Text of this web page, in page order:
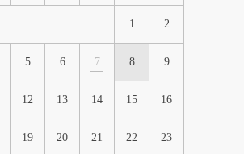
1 2
5 6 7 8 9
12 13 14 15 16
19 20 21 22 23